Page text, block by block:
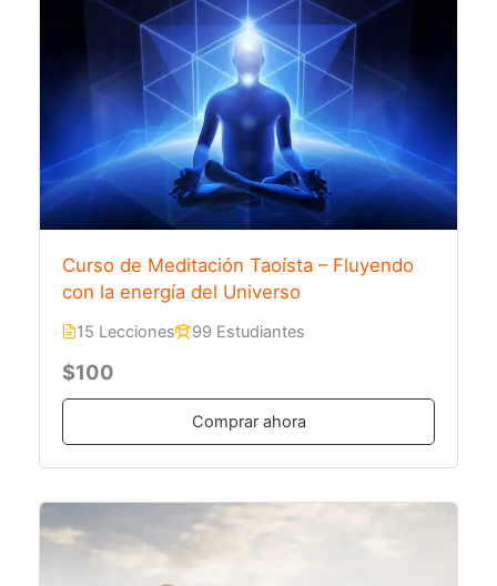
Curso de Meditación Taoísta – Fluyendo
con la energía del Universo
15 Lecciones 99 Estudiantes
$100
Comprar ahora